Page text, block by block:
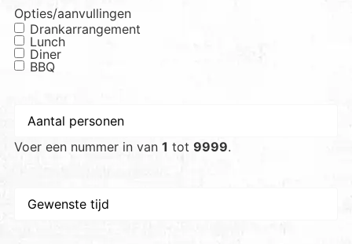
Opties/aanvullingen
Drankarrangement
Lunch
Diner
BBQ
personen *
Voer een nummer in van 1 tot 9999.
tijd